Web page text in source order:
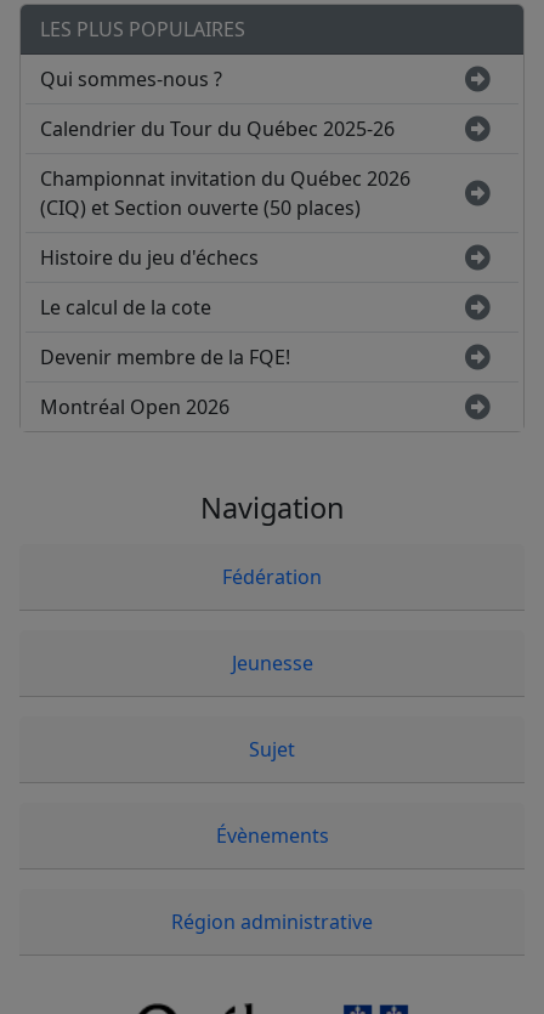
LES PLUS POPULAIRES
Qui sommes-nous ?
Calendrier du Tour du Québec 2025-26
Championnat invitation du Québec 2026
(CIQ) et Section ouverte (50 places)
Histoire du jeu d'échecs
Le calcul de la cote
Devenir membre de la FQE!
Montréal Open 2026
Navigation
Fédération
Jeunesse
Sujet
Évènements
Région administrative